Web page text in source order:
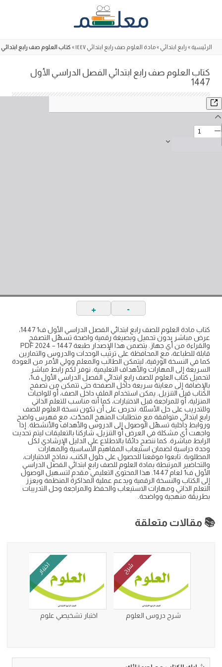
الرئيسية » رابع ابتدائي »مادة العلوم صف رابع ابتدائي ١٤٤٧ » كتاب العلوم صف رابع ابتدائي
كتاب العلوم صف رابع ابتدائي الفصل الدراسي الأول
1447
-
+
كتاب مادة العلوم للصف رابع ابتدائي الفصل الدراسي الأول ف1 1447،
عرض مباشر بدون تحميل وبصيغة رقمية واضحة تسهّل التصفح
والقراءة من أي جهاز. يتضمن هذا الإصدار طبعة 1447 – 2024 PDF
قابلة للطباعة، مع المحافظة على ترتيب الوحدات والدروس والتمارين
كما في النسخة الورقية، ليتمكن الطالب والمعلم وولي الأمر من العودة
السريعة إلى المهارات والأهداف التعليمية. نوفر لكم رابط مباشر
لتحميل كتاب العلوم للصف رابع ابتدائي الفصل الدراسي الأول ف1،
بالإضافة إلى معاينة سريعة داخل الصفحة حتى تتمكن من تصفح
الكتاب قبل التنزيل. يمكن استخدام الملف داخل الصف، أو للواجبات
المنزلية، أو للمراجعة قبل الاختبارات، كما أنه مناسب للتعلم الذاتي
وللتدريب على حل الأسئلة. نحرص على أن تكون نسخة العلوم للصف
رابع ابتدائي متوافقة مع متطلبات المنهج المحدّث، مع فهرس واضح
وروابط داخلية تسهّل الوصول إلى الدروس والأهداف والأنشطة. إذا
واجهت أي مشكلة في العرض أو التنزيل، شاركنا بالتعليقات ليتم تحديث
الرابط مباشرة. كما ننصح دائمًا بالاطلاع على الدليل الإرشادي لكل
وحدة دراسية لضمان استيعاب المفاهيم الأساسية والمهارات
المطلوبة. تابعوا موقعنا للحصول على حلول الكتب، نماذج الاختبارات،
والتحاضير المرتبطة بمادة العلوم للصف رابع ابتدائي الفصل الدراسي
الأول ف1 لعام 1447. هذا المحتوى التعليمي مقدم لتسهيل الوصول
إلى الكتاب والنسخة الرقمية ويدعم عملية المذاكرة المنظمة ويعزز
التعلم الذاتي ومهارات الاستيعاب والحفظ والمراجعة وحل التدريبات
بطريقة منهجية وواضحة.
📚 مقالات متعلقة
شرح
شرح دروس العلوم
اختبار
اختبار تشخيصي علوم